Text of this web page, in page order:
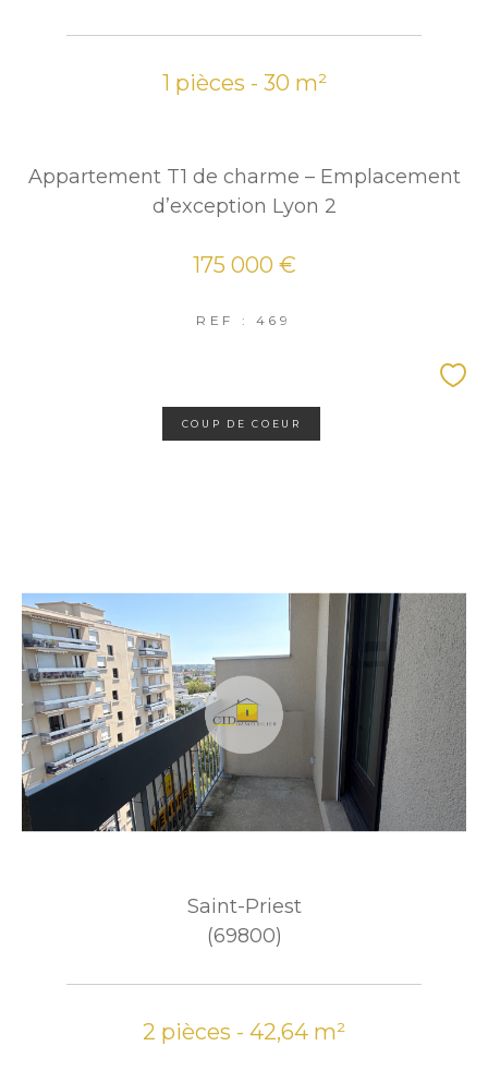
1 pièces - 30 m²
Appartement T1 de charme – Emplacement
d’exception Lyon 2
175 000 €
REF : 469
COUP DE COEUR
Saint-Priest
(69800)
2 pièces - 42,64 m²